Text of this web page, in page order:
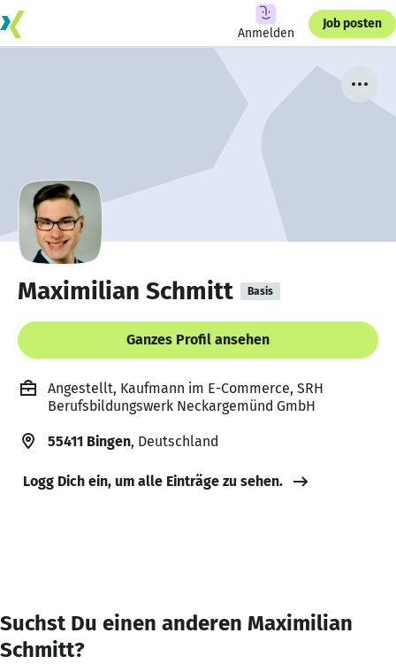
Anmelden
Job posten
Maximilian Schmitt Basis
Ganzes Profil ansehen
Angestellt, Kaufmann im E-Commerce, SRH
Berufsbildungswerk Neckargemünd GmbH
55411 Bingen, Deutschland
Logg Dich ein, um alle Einträge zu sehen.
Suchst Du einen anderen Maximilian
Schmitt?